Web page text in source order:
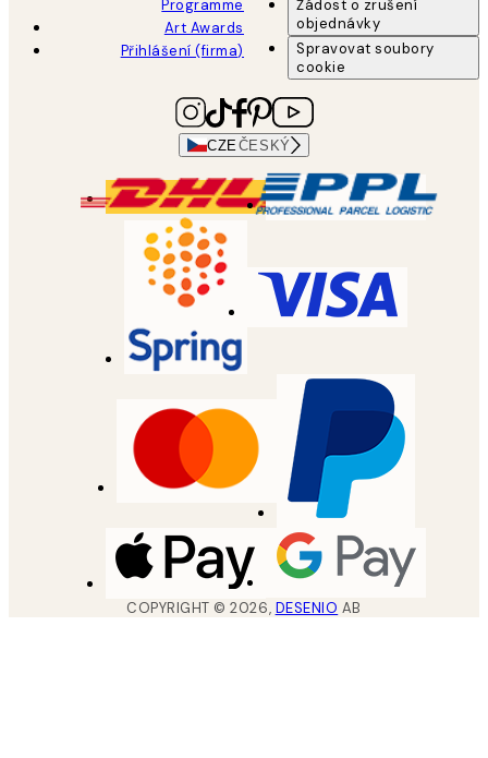
Programme
Art Awards
Přihlášení (firma)
Žádost o zrušení
objednávky
Spravovat soubory
cookie
CZE ČESKÝ
COPYRIGHT ©2026, DESENIO AB